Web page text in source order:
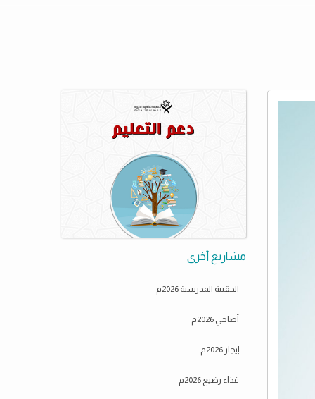
مشاريع أخرى
الحقيبة المدرسية 2026م
أضاحي 2026م
إيجار 2026م
غذاء رضيع 2026م